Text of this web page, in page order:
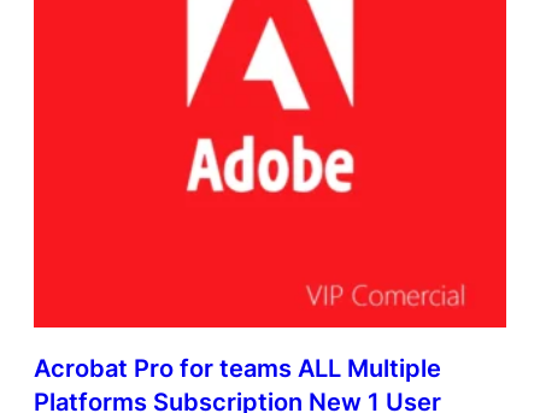
Acrobat Pro for teams ALL Multiple
Platforms Subscription New 1 User